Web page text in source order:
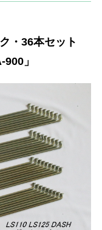
・36本セット
」